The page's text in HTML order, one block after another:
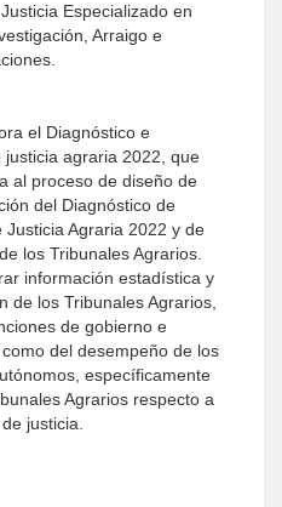
Especializado en
Arraigo e
el Diagnóstico e
agraria 2022, que
al proceso de diseño de
del Diagnóstico de
Agraria 2022 y de
los Tribunales Agrarios.
información estadística y
de los Tribunales Agrarios,
de gobierno e
del desempeño de los
específicamente
Agrarios respecto a
justicia.